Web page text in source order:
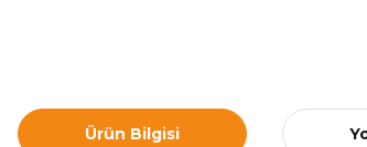
Ürün Bilgisi